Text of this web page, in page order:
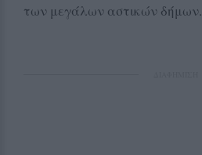
των μεγάλων αστικών δήμων.